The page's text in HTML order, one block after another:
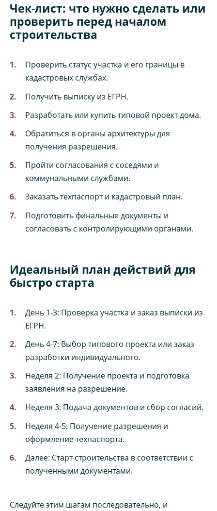
Чек-лист: что нужно сделать или
проверить перед началом
строительства
Проверить статус участка и его границы в
кадастровых службах.
Получить выписку из ЕГРН.
Разработать или купить типовой проект дома.
Обратиться в органы архитектуры для
получения разрешения.
Пройти согласования с соседями и
коммунальными службами.
Заказать техпаспорт и кадастровый план.
Подготовить финальные документы и
согласовать с контролирующими органами.
Идеальный план действий для
быстро старта
День 1-3: Проверка участка и заказ выписки из
ЕГРН.
День 4-7: Выбор типового проекта или заказ
разработки индивидуального.
Неделя 2: Получение проекта и подготовка
заявления на разрешение.
Неделя 3: Подача документов и сбор согласий.
Неделя 4-5: Получение разрешения и
оформление техпаспорта.
Далее: Старт строительства в соответствии с
полученными документами.
Следуйте этим шагам последовательно, и